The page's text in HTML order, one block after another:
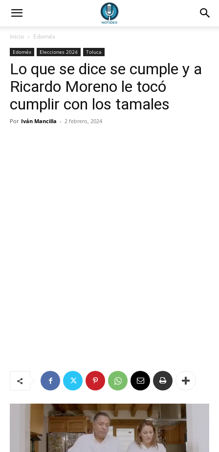
Inicio Edoméx
Edoméx Elecciones 2024 Toluca
Lo que se dice se cumple y a
Ricardo Moreno le tocó
cumplir con los tamales
Por Iván Mancilla - 2 febrero, 2024